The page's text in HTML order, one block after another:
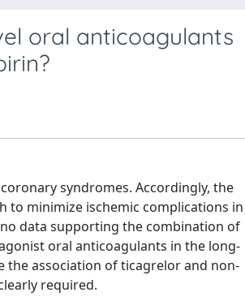
oral anticoagulants
syndromes. Accordingly, the
to minimize ischemic complications in
data supporting the combination of
oral anticoagulants in the long-
association of ticagrelor and non-
required.